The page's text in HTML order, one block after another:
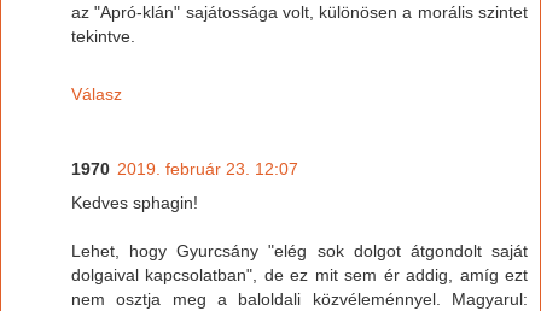
az "Apró-klán" sajátossága volt, különösen a morális szintet
tekintve.
Válasz
1970 2019. február 23. 12:07
Kedves sphagin!
Lehet, hogy Gyurcsány "elég sok dolgot átgondolt saját
dolgaival kapcsolatban", de ez mit sem ér addig, amíg ezt
nem osztja meg a baloldali közvéleménnyel. Magyarul: